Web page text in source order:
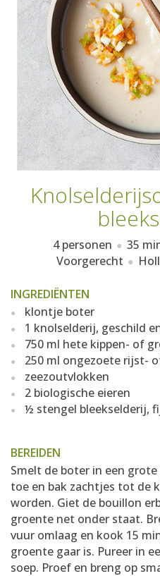
4 personen 35
Voorgerecht
INGREDIËNTEN
klontje boter
1 knolselderij, geschild
750 ml hete kippen- of
250 ml ongezoete rijst-
zeezoutvlokken
2 biologische eieren
½ stengel bleekselderij,
BEREIDEN
Smelt de boter in een
toe en bak zachtjes tot de
worden. Giet de bouillon
groente net onder staat.
vuur omlaag en kook 15
groente gaar is. Pureer in
soep. Proef en breng op